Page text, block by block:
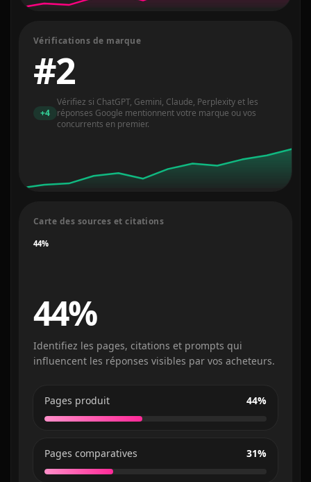
Vérifications de marque
#2
+4
Vérifiez si ChatGPT, Gemini, Claude, Perplexity et les
réponses Google mentionnent votre marque ou vos
concurrents en premier.
Carte des sources et citations
44%
44%
Identifiez les pages, citations et prompts qui
influencent les réponses visibles par vos acheteurs.
Pages produit 44%
Pages comparatives 31%